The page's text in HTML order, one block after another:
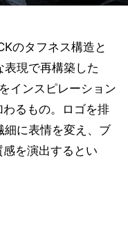
のタフネス構造と
現で再構築した
インスピレーション
るもの。ロゴを排
細に表情を変え、ブ
を演出するとい